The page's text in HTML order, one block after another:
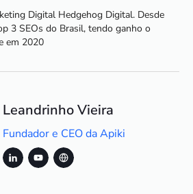
Digital Hedgehog Digital. Desde
3 SEOs do Brasil, tendo ganho o
em 2020
Leandrinho Vieira
Fundador e CEO da Apiki